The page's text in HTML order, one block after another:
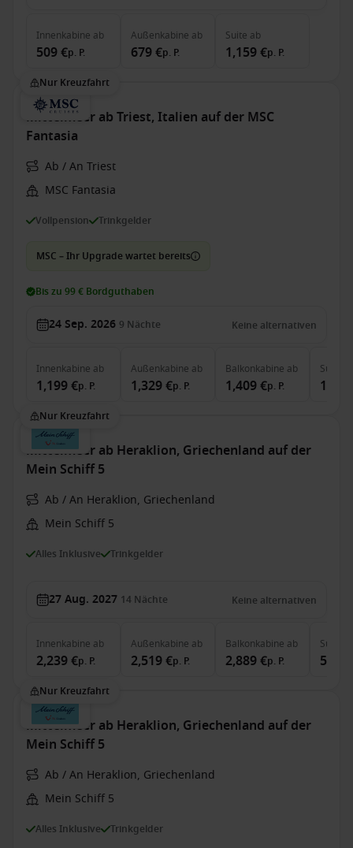
Innenkabine ab
509 €p. P.
Außenkabine ab
679 €p. P.
Suite ab
1,159 €p. P.
Nur Kreuzfahrt
Mittelmeer ab Triest, Italien auf der MSC
Fantasia
Ab / An Triest
MSC Fantasia
Vollpension Trinkgelder
MSC – Ihr Upgrade wartet bereits
Bis zu 99 € Bordguthaben
24 Sep. 2026 9 Nächte Keine alternativen
Innenkabine ab
1,199 €p. P.
Außenkabine ab
1,329 €p. P.
Balkonkabine ab
1,409 €p. P.
Suite
Nur Kreuzfahrt
Mittelmeer ab Heraklion, Griechenland auf der
Mein Schiff 5
Ab / An Heraklion, Griechenland
Mein Schiff 5
Alles Inklusive Trinkgelder
27 Aug. 2027 14 Nächte Keine alternativen
Innenkabine ab
2,239 €p. P.
Außenkabine ab
2,519 €p. P.
Balkonkabine ab
2,889 €p. P.
Suite
Nur Kreuzfahrt
Mittelmeer ab Heraklion, Griechenland auf der
Mein Schiff 5
Ab / An Heraklion, Griechenland
Mein Schiff 5
Alles Inklusive Trinkgelder